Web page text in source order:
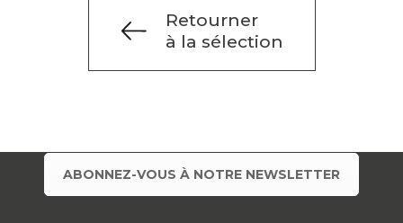
Retourner
à la sélection
ABONNEZ-VOUS À NOTRE NEWSLETTER